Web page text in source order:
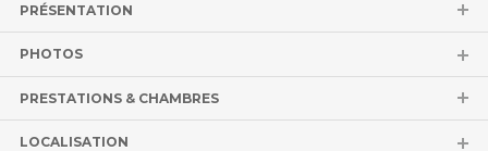
PRÉSENTATION
PHOTOS
PRESTATIONS & CHAMBRES
LOCALISATION